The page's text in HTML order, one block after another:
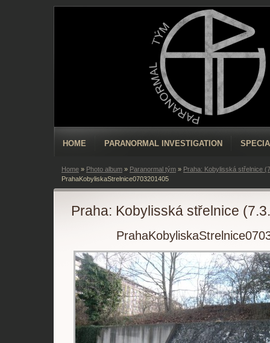
HOME PARANORMAL INVESTIGATION
Home » Photo album » Paranormal tým » Praha: Kobylisská střelnice
PrahaKobyliskaStrelnice0703201405
Praha: Kobylisská střelnice